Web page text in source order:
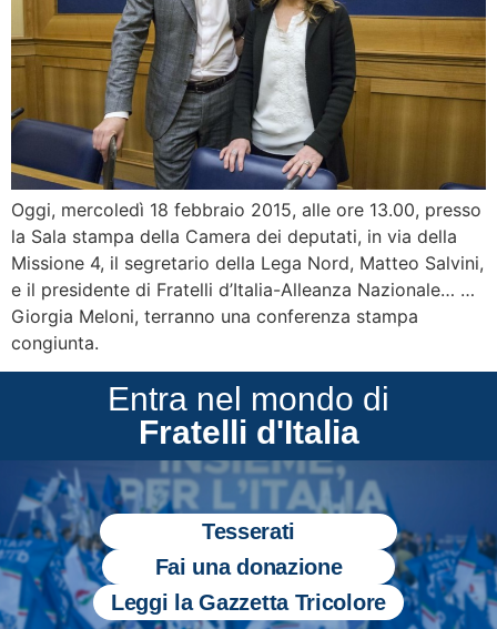
Oggi, mercoledì 18 febbraio 2015, alle ore 13.00, presso
la Sala stampa della Camera dei deputati, in via della
Missione 4, il segretario della Lega Nord, Matteo Salvini,
e il presidente di Fratelli d’Italia-Alleanza Nazionale… …
Giorgia Meloni, terranno una conferenza stampa
congiunta.
Entra nel mondo di
Fratelli d'Italia
Tesserati
Fai una donazione
Leggi la Gazzetta Tricolore